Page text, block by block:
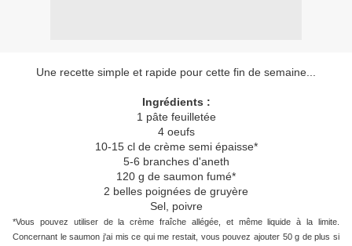
Une recette simple et rapide pour cette fin de semaine...
Ingrédients :
1 pâte feuilletée
4 oeufs
10-15 cl de crème semi épaisse*
5-6 branches d'aneth
120 g de saumon fumé*
2 belles poignées de gruyère
Sel, poivre
*Vous pouvez utiliser de la crème fraîche allégée, et même liquide à la limite.
Concernant le saumon j'ai mis ce qui me restait, vous pouvez ajouter 50 g de plus si